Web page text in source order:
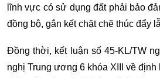
lĩnh vực có sử dụng đất phải bảo
đồng bộ, gắn kết chặt chẽ thúc đẩy
Đồng thời, kết luận số 45-KL/TW
nghị Trung ương 6 khóa XIII về